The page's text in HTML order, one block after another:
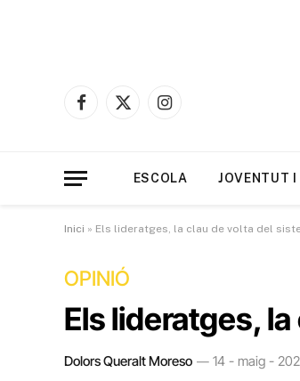
Facebook
X
Instagram
ESCOLA JOVENTUT I
Inici » Els lideratges, la clau de volta del
OPINIÓ
Els lideratges,
Dolors Queralt Moreso 14 - maig -